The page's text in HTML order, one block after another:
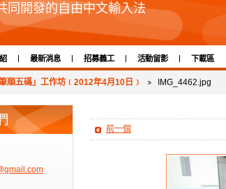
同開發的自由中文輸入法
最新消息 招募義工 活動留影 下載區
筆順五碼」工作坊﹝2012年4月10日﹞ IMG_4462.jpg
前一個
com